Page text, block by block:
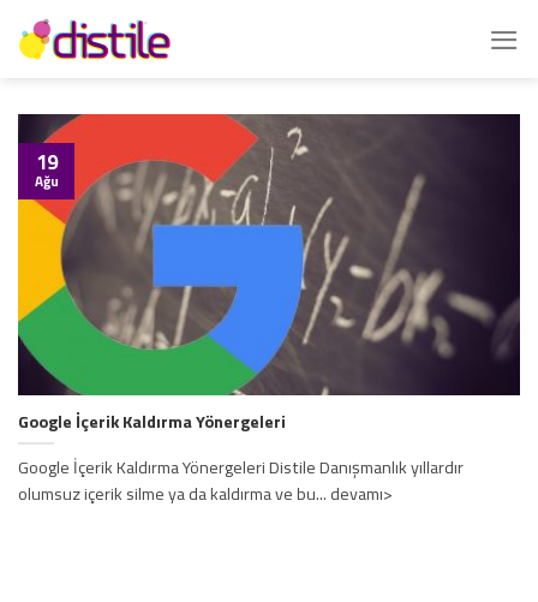
İçeriğe
atla
Google İçerik Kaldırma Yönergeleri
Google İçerik Kaldırma Yönergeleri Distile Danışmanlık yıllardır
olumsuz içerik silme ya da kaldırma ve bu... devamı>
19
Ağu